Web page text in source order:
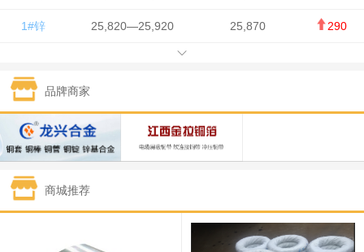
1#锌 25,820—25,920 25,870 290
1#锡 434,000—436,000
1#镍 129,550—130,750
1#白银 15,100—15,110 15,105 -70
钯金
331,000 -10,000
品牌商家
商城推荐